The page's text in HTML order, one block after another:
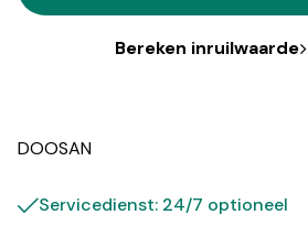
Bereken inruilwaarde
DOOSAN
Servicedienst: 24/7 optioneel